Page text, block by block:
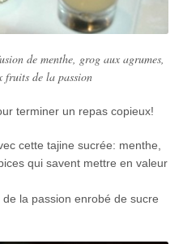
de menthe, grog aux agrumes,
fruits de la passion
terminer un repas copieux!
cette tajine sucrée: menthe,
qui savent mettre en valeur
la passion enrobé de sucre